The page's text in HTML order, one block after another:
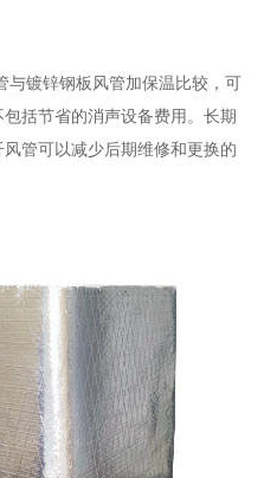
与镀锌钢板风管加保温比较，可
括节省的消声设备费用。长期
管可以减少后期维修和更换的